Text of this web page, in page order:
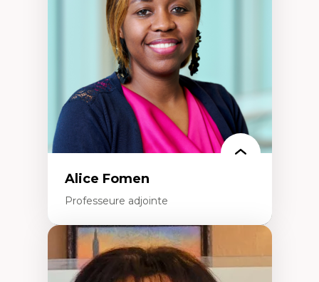
L'apprentissage des sciences/STIM dans une
perspective socioécologique de care
L’insertion professionnelle des
enseignant.e.s
Alice Fomen
Professeure adjointe
Expertises
Acceptabilité, acceptation et adoption des
technologies